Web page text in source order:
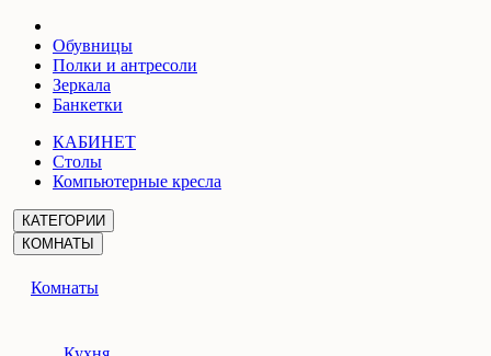
Обувницы
Полки и антресоли
Зеркала
Банкетки
КАБИНЕТ
Столы
Компьютерные кресла
КАТЕГОРИИ
КОМНАТЫ
Комнаты